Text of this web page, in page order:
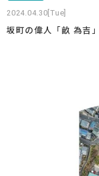
2024.04.30[Tue]
坂町の偉人「畝 為吉